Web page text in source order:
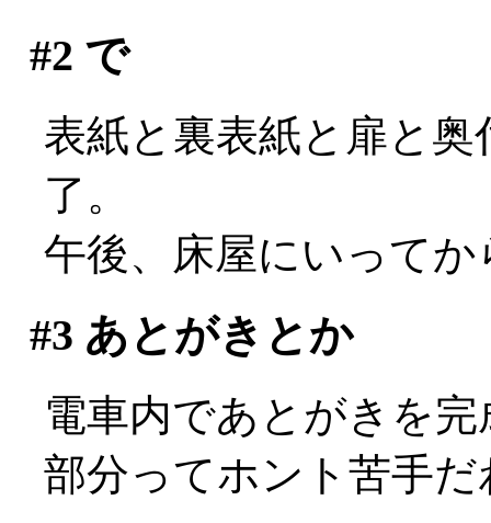
#2 で
表紙と裏表紙と扉と
了。
午後、床屋にいって
#3 あとがきとか
電車内であとがきを
部分ってホント苦手だ